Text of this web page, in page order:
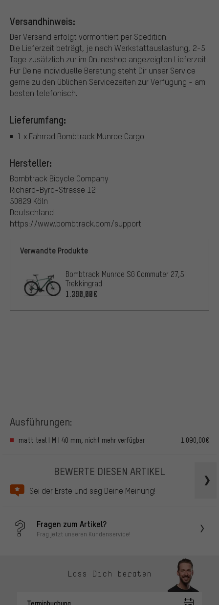
Versandhinweis:
Der Versand erfolgt vormontiert per Spedition.
Die Lieferzeit beträgt, je nach Werkstattauslastung, 2-5
Tage zusätzlich zur im Onlineshop angezeigten Lieferzeit.
Für Deine individuelle Beratung steht Dir unser Service
gerne zu den üblichen Servicezeiten zur Verfügung - am
besten telefonisch.
Lieferumfang:
1 x Fahrrad Bombtrack Munroe Cargo
Hersteller:
Bombtrack Bicycle Company
Richard-Byrd-Strasse 12
50829 Köln
Deutschland
https://www.bombtrack.com/support
Verwandte Produkte
Bombtrack Munroe SG Commuter 27,5"
Trekkingrad
1.390,00€
Ausführungen:
matt teal | M | 40 mm, nicht mehr verfügbar 1.090,00€
BEWERTE DIESEN ARTIKEL
Sei der Erste und sag Deine Meinung!
Fragen zum Artikel?
Frag jetzt unseren Kundenservice!
Lass Dich beraten
Terminbuchung